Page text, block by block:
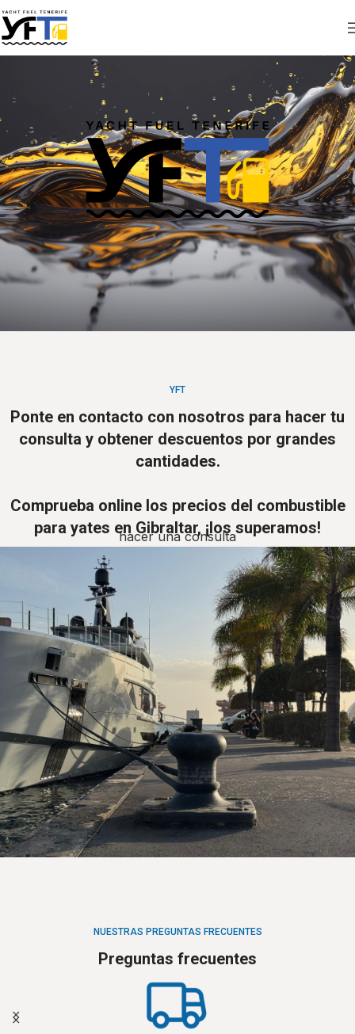
YFT
Ponte en contacto con nosotros para hacer tu
consulta y obtener descuentos por grandes
cantidades.
Comprueba online los precios del combustible
para yates en Gibraltar, ¡los superamos!
hacer una consulta
NUESTRAS PREGUNTAS FRECUENTES
Preguntas frecuentes